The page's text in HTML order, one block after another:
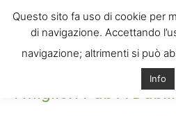
I Migliori Pub A Dublino Sud
I Migliori Pub A
Questo sito fa uso di cookie per
di navigazione. Accettando
navigazione; altrimenti si può
Info